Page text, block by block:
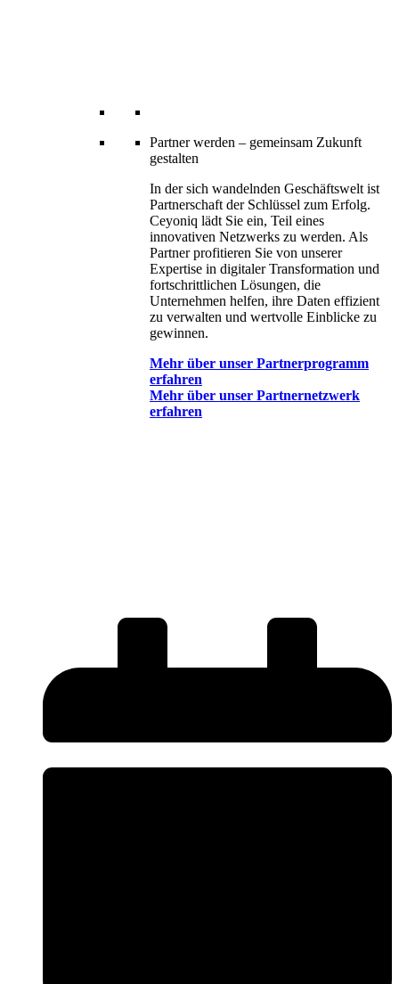
Partner werden – gemeinsam Zukunft
gestalten
In der sich wandelnden Geschäftswelt ist
Partnerschaft der Schlüssel zum Erfolg.
Ceyoniq lädt Sie ein, Teil eines
innovativen Netzwerks zu werden. Als
Partner profitieren Sie von unserer
Expertise in digitaler Transformation und
fortschrittlichen Lösungen, die
Unternehmen helfen, ihre Daten effizient
zu verwalten und wertvolle Einblicke zu
gewinnen.
Mehr über unser Partnerprogramm
erfahren
Mehr über unser Partnernetzwerk
erfahren